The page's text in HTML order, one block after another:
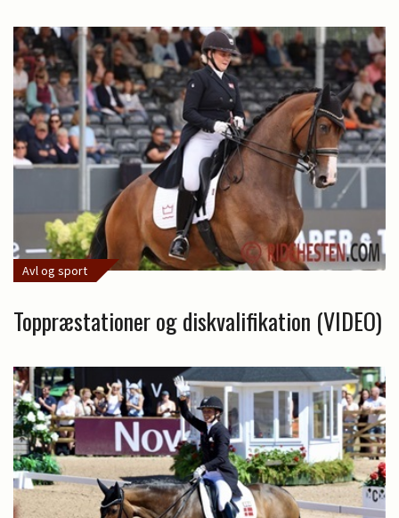
Avl og sport
Toppræstationer og diskvalifikation (VIDEO)